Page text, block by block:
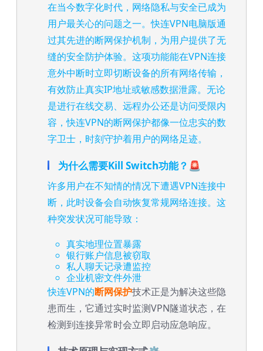
在当今数字化时代，网络隐私与安全已成为
用户最关心的问题之一。快连VPN电脑版通
过其先进的断网保护机制，为用户提供了无
缝的安全防护体验。这项功能能在VPN连接
意外中断时立即切断设备的所有网络传输，
有效防止真实IP地址或敏感数据泄露。无论
是进行在线交易、远程办公还是访问受限内
容，快连VPN的断网保护都像一位忠实的数
字卫士，时刻守护着用户的网络足迹。
为什么需要Kill Switch功能？🚨
许多用户在不知情的情况下遭遇VPN连接中
断，此时设备会自动恢复常规网络连接。这
种突发状况可能导致：
真实地理位置暴露
银行账户信息被窃取
私人聊天记录遭监控
企业机密文件外泄
快连VPN的断网保护技术正是为解决这些隐
患而生，它通过实时监测VPN隧道状态，在
检测到连接异常时会立即启动应急响应。